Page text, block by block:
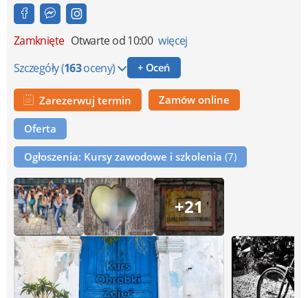
Zamknięte Otwarte od 10:00 więcej
Szczegóły(163oceny) + Oceń
Zarezerwuj termin Zamów online
Oferta
Ogłoszenia: Kursy zawodowe i szkolenia (7)
+21